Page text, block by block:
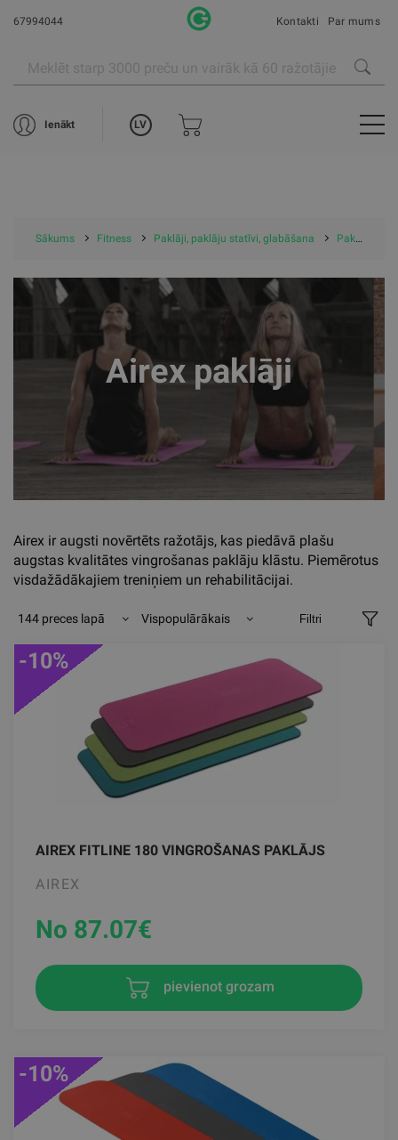
67994044 Kontakti Par mums
Ienākt LV
Sākums Fitness Paklāji, paklāju statīvi, glabāšana Paklāji
Airex paklāji
Airex ir augsti novērtēts ražotājs, kas piedāvā plašu
augstas kvalitātes vingrošanas paklāju klāstu. Piemērotus
visdažādākajiem treniņiem un rehabilitācijai.
144 preces lapā Vispopulārākais Filtri
AIREX FITLINE 180 VINGROŠANAS PAKLĀJS
AIREX
-10%
No 87.07€
pievienot grozam
-10%